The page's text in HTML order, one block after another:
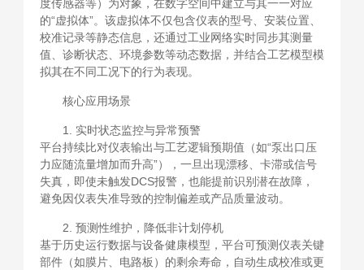
度传感器等）为对象，在数字空间中建立与其一一对应
的“虚拟体”。该虚拟体不仅包含仪表的型号、安装位置、
校准记录等静态信息，还通过工业网络实时同步其测量
值、诊断状态、环境参数等动态数据，并结合工艺模型模
拟其在不同工况下的行为表现。
核心应用场景
1. 实时状态监控与异常预警
平台持续比对仪表输出与工艺逻辑预期值（如“泵出口压
力应随流量增加而升高”），一旦出现漂移、卡滞或信号
失真，即使未触发DCS报警，也能提前识别潜在故障，
避免因仪表失准导致的控制偏差或产品质量波动。
2. 预测性维护，降低非计划停机
基于历史运行数据与设备健康模型，平台可预测仪表关键
部件（如膜片、电路板）的剩余寿命，自动生成校准或更